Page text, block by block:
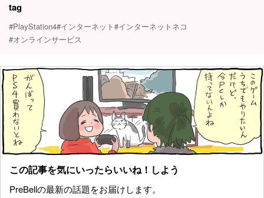
tag
#PlayStation4#インターネット#インターネットネコ
#オンラインサービス
この記事を気にいったらいいね！しよう
PreBellの最新の話題をお届けします。